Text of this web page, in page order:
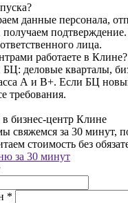
данные персонала,
получаем
лица.
работаете в Клине?
деловые кварталы,
А и B+. Если БЦ
требования.
бизнес-центр Клине
свяжемся за 30 минут,
стоимость без
за 30 минут
*